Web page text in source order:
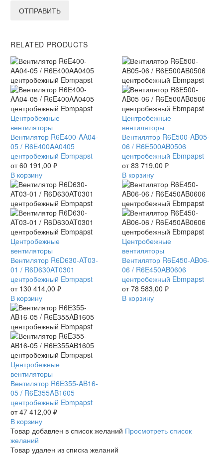
ОТПРАВИТЬ
RELATED PRODUCTS
Вентилятор
R6E400-
AA04-
05
/
R6E400AA0405
центробежный
Ebmpapst
Центробежные
вентиляторы
Вентилятор R6E400-AA04-
05 / R6E400AA0405
центробежный Ebmpapst
от60 191,00 ₽
В корзину
Вентилятор
R6E500-
AB05-
06
/
R6E500AB0506
центробежный
Ebmpapst
Центробежные
вентиляторы
Вентилятор R6E500-AB05-
06 / R6E500AB0506
центробежный Ebmpapst
от83 719,00 ₽
В корзину
Вентилятор
R6D630-
AT03-
01
/
R6D630AT0301
центробежный
Ebmpapst
Центробежные
вентиляторы
Вентилятор R6D630-AT03-
01 / R6D630AT0301
центробежный Ebmpapst
от 130 414,00 ₽
В корзину
Вентилятор
R6E450-
AB06-
06
/
R6E450AB0606
центробежный
Центробежные
вентиляторы
Вентилятор R6E450-AB06-
06 / R6E450AB0606
центробежный Ebmpapst
от78 583,00 ₽
В корзину
Вентилятор
R6E355-
AB16-
05
/
R6E355AB1605
центробежный
Ebmpapst
Центробежные
вентиляторы
Вентилятор R6E355-AB16-
05 / R6E355AB1605
центробежный Ebmpapst
от47 412,00 ₽
В корзину
Товар добавлен в список желаний Просмотреть список
желаний
Товар удален из списка желаний